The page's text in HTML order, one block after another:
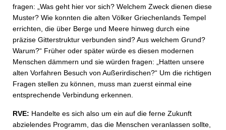
fragen: „Was geht hier vor sich? Welchem Zweck dienen diese
Muster? Wie konnten die alten Völker Griechenlands Tempel
errichten, die über Berge und Meere hinweg durch eine
präzise Gitterstruktur verbunden sind? Aus welchem Grund?
Warum?“ Früher oder später würde es diesen modernen
Menschen dämmern und sie würden fragen: „Hatten unsere
alten Vorfahren Besuch von Außerirdischen?“ Um die richtigen
Fragen stellen zu können, muss man zuerst einmal eine
entsprechende Verbindung erkennen.
RVE: Handelte es sich also um ein auf die ferne Zukunft
abzielendes Programm, das die Menschen veranlassen sollte,